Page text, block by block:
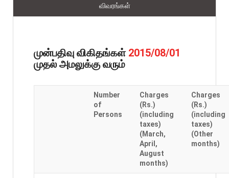
விவரங்கள்
முன்பதிவு விகிதங்கள் 2015/08/01
முதல் அமலுக்கு வரும்
Number
of
Persons
Charges
(Rs.)
(including
taxes)
(March,
April,
August
months)
Charges
(Rs.)
(including
taxes)
(Other
months)